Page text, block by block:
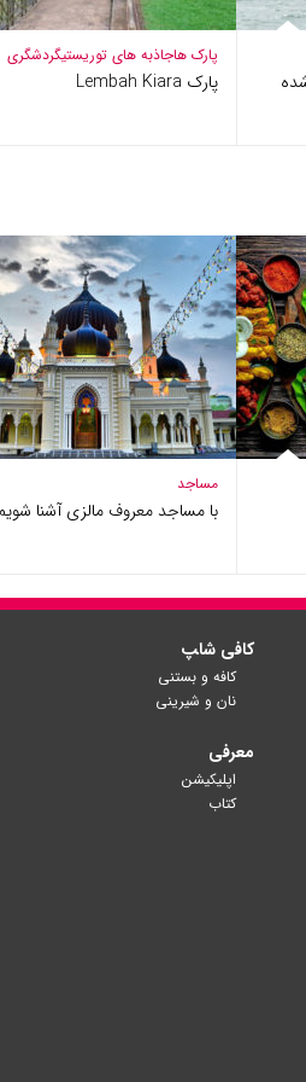
پارک هاجاذبه های توریستیگردشگری
پارک Lembah Kiara
مساجد
با مساجد معروف مالزی آشنا
کافی شا‍پ
کافه و بستنی
نان و شیرینی
معرفی
اپلیکیشن
کتاب